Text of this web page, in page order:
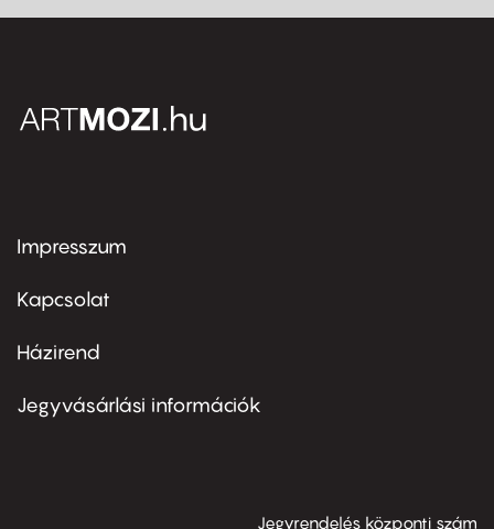
Footer
first
Impresszum
Kapcsolat
Footer
second
Házirend
Jegyvásárlási információk
Jegyrendelés központi szám